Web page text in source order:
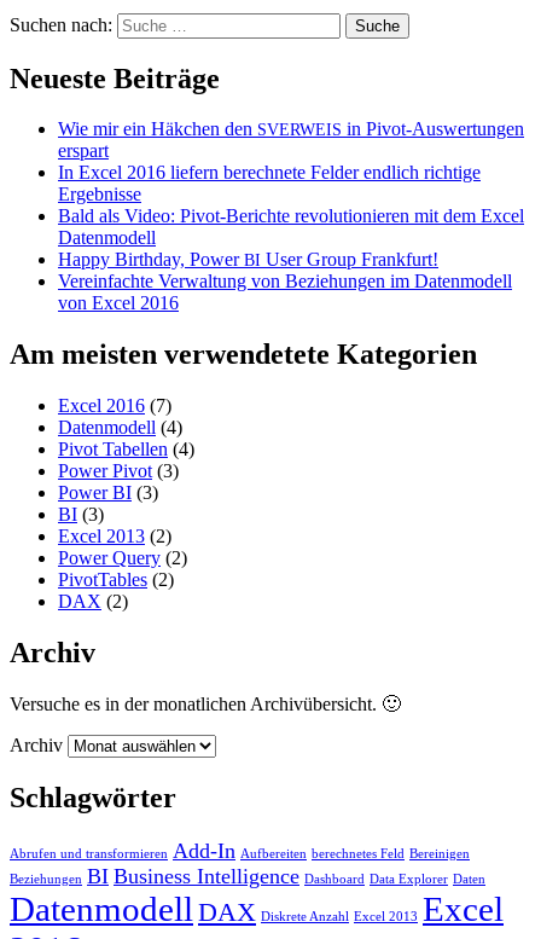
Suchen nach:
Neueste Beiträge
Wie mir ein Häkchen den SVERWEIS in Pivot-Auswertungen
erspart
In Excel 2016 liefern berechnete Felder endlich richtige
Ergebnisse
Bald als Video: Pivot-Berichte revolutionieren mit dem Excel
Datenmodell
Happy Birthday, PowerBI User Group Frankfurt!
Vereinfachte Verwaltung von Beziehungen im Datenmodell
von Excel 2016
Am meisten verwendetete Kategorien
Excel 2016 (7)
Datenmodell (4)
Pivot Tabellen (4)
Power Pivot (3)
Power BI (3)
BI (3)
Excel 2013 (2)
Power Query (2)
PivotTables (2)
DAX (2)
Archiv
Versuche es in der monatlichen Archivübersicht. 🙂
Archiv
Schlagwörter
Abrufen und transformieren Add-In Aufbereiten berechnetes Feld Bereinigen
Beziehungen BI Business Intelligence Dashboard Data Explorer Daten
Datenmodell DAX Diskrete Anzahl Excel 2013 Excel